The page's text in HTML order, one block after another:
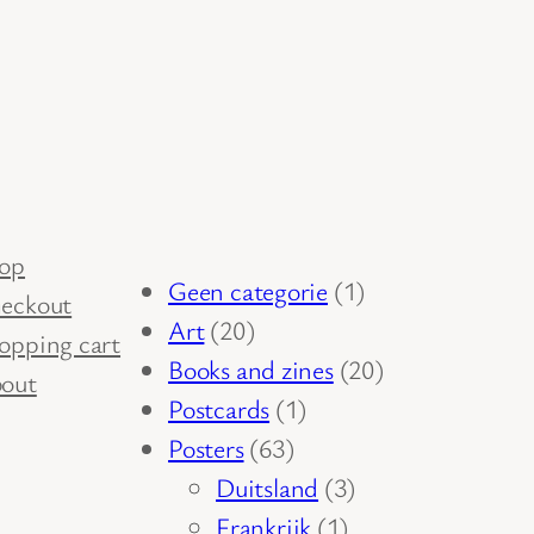
cart
Geen categorie 11
Art 2020
producten
Books and zines 2020
Postcards 11
Posters 6363
producten
Duitsland 33
producten
Frankrijk 11